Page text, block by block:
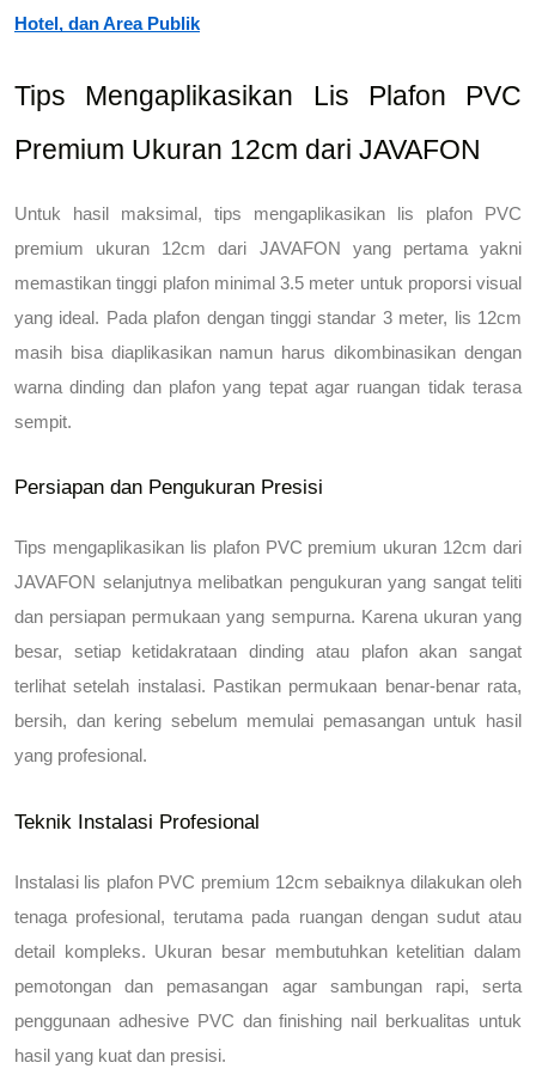
Hotel, dan Area Publik
Tips Mengaplikasikan Lis Plafon PVC
Premium Ukuran 12cm dari JAVAFON
Untuk hasil maksimal, tips mengaplikasikan lis plafon PVC
premium ukuran 12cm dari JAVAFON yang pertama yakni
memastikan tinggi plafon minimal 3.5 meter untuk proporsi visual
yang ideal. Pada plafon dengan tinggi standar 3 meter, lis 12cm
masih bisa diaplikasikan namun harus dikombinasikan dengan
warna dinding dan plafon yang tepat agar ruangan tidak terasa
sempit.
Persiapan dan Pengukuran Presisi
Tips mengaplikasikan lis plafon PVC premium ukuran 12cm dari
JAVAFON selanjutnya melibatkan pengukuran yang sangat teliti
dan persiapan permukaan yang sempurna. Karena ukuran yang
besar, setiap ketidakrataan dinding atau plafon akan sangat
terlihat setelah instalasi. Pastikan permukaan benar-benar rata,
bersih, dan kering sebelum memulai pemasangan untuk hasil
yang profesional.
Teknik Instalasi Profesional
Instalasi lis plafon PVC premium 12cm sebaiknya dilakukan oleh
tenaga profesional, terutama pada ruangan dengan sudut atau
detail kompleks. Ukuran besar membutuhkan ketelitian dalam
pemotongan dan pemasangan agar sambungan rapi, serta
penggunaan adhesive PVC dan finishing nail berkualitas untuk
hasil yang kuat dan presisi.